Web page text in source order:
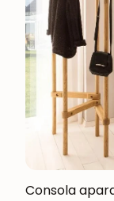
Consola